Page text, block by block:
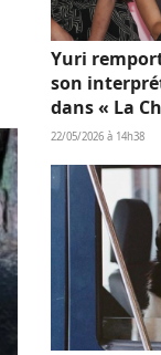
Yuri
son
dans « La
Dominga
22/05/2026 à 14h38